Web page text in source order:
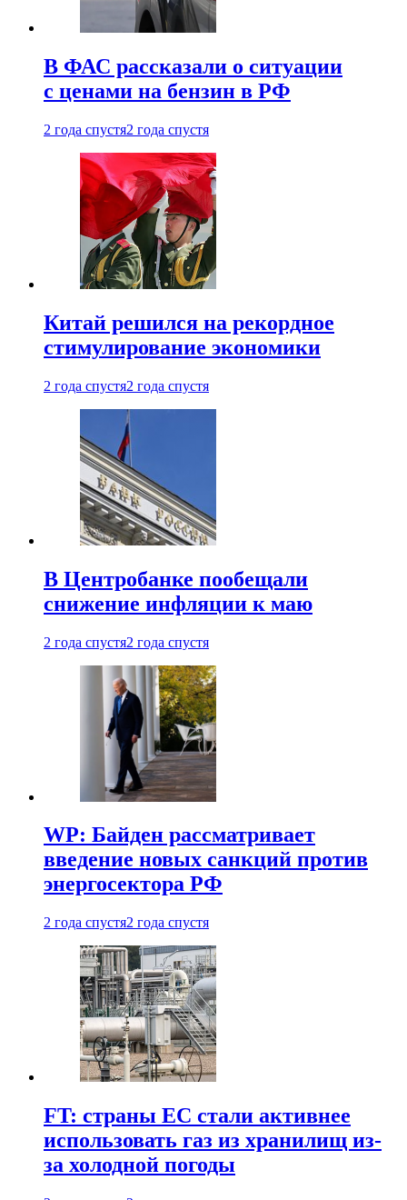
В ФАС рассказали о ситуации
с ценами на бензин в РФ
2 года спустя2 года спустя
Китай решился на рекордное
стимулирование экономики
2 года спустя2 года спустя
В Центробанке пообещали
снижение инфляции к маю
2 года спустя2 года спустя
WP: Байден рассматривает
введение новых санкций против
энергосектора РФ
2 года спустя2 года спустя
FT: страны ЕС стали активнее
использовать газ из хранилищ из-
за холодной погоды